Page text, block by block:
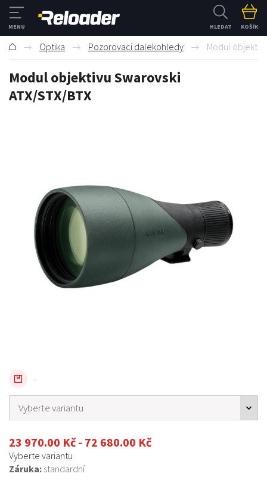
HLEDAT KOŠÍK
Optika Pozorovací dalekohledy Modul
Modul objektivu Swarovski
ATX/STX/BTX
Záruka: standardní
-
23 970.00 Kč - 72 680.00 Kč
Vyberte variantu